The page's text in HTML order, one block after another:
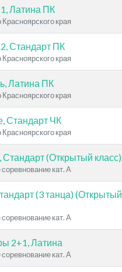
Латина ПК
края
Стандарт ПК
края
Латина ПК
края
Стандарт ЧК
края
(Открытый класс)
кат. A
(3 танца) (Открытый
кат. A
2+1, Латина
кат. A